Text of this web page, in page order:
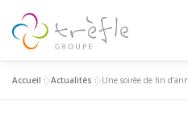
Accueil »Actualités »Une soirée de fin